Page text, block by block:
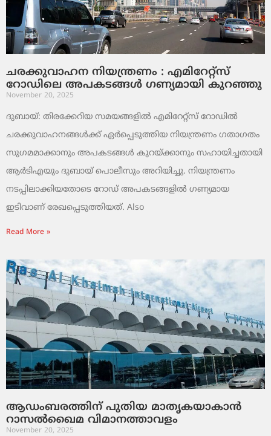
ചരക്കുവാഹന നിയന്ത്രണം : എമിറേറ്റ്സ്
റോഡിലെ അപകടങ്ങൾ ഗണ്യമായി കുറഞ്ഞു
November 20, 2025
ദുബായ്: തിരക്കേറിയ സമയങ്ങളിൽ എമിറേറ്റ്സ് റോഡിൽ
ചരക്കുവാഹനങ്ങൾക്ക് ഏർപ്പെടുത്തിയ നിയന്ത്രണം ഗതാഗതം
സുഗമമാക്കാനും അപകടങ്ങൾ കുറയ്ക്കാനും സഹായിച്ചതായി
ആർടിഎയും ദുബായ് പൊലീസും അറിയിച്ചു. നിയന്ത്രണം
നടപ്പിലാക്കിയതോടെ റോഡ് അപകടങ്ങളിൽ ഗണ്യമായ
ഇടിവാണ് രേഖപ്പെടുത്തിയത്. Also
Read More »
ആഡംബരത്തിന് പുതിയ മാതൃകയാകാൻ
റാസൽഖൈമ വിമാനത്താവളം
November 20, 2025